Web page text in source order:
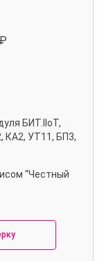
БИТ.IIoT,
КА2, УТ11, БП3,
“Честный